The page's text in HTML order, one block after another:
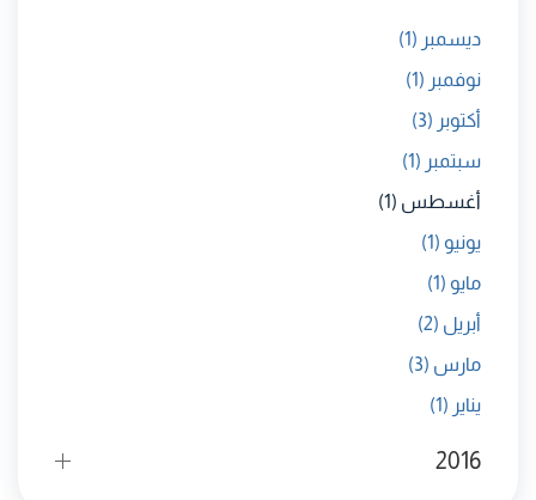
ديسمبر (1)
نوفمبر (1)
أكتوبر (3)
سبتمبر (1)
أغسطس (1)
يونيو (1)
مايو (1)
أبريل (2)
مارس (3)
يناير (1)
2016